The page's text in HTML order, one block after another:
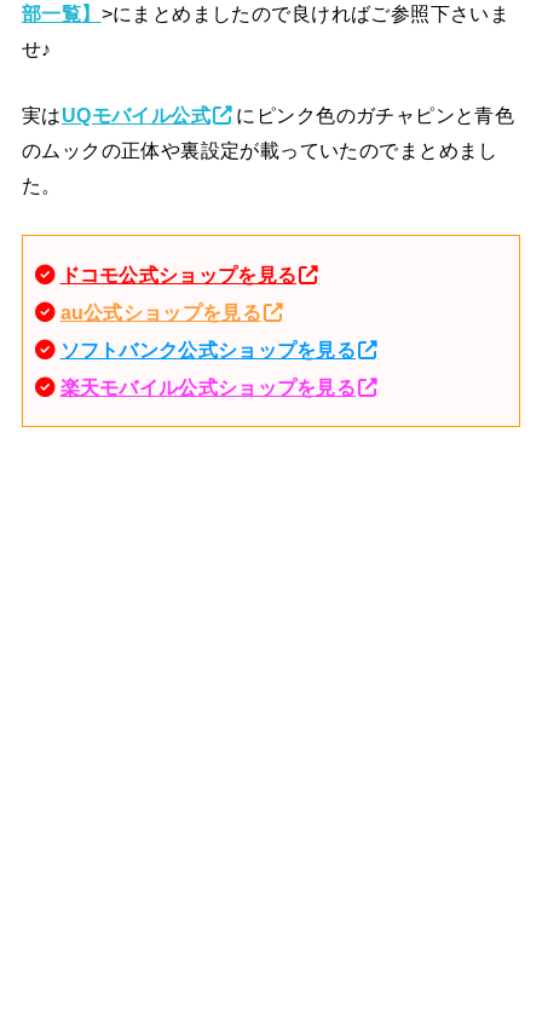
部一覧】 >にまとめましたので良ければご参照下さいま
せ♪
実はUQモバイル公式
にピンク色のガチャピンと青色
のムックの正体や裏設定が載っていたのでまとめまし
た。
ドコモ公式ショップを見る
au公式ショップを見る
ソフトバンク公式ショップを見る
楽天モバイル公式ショップを見る